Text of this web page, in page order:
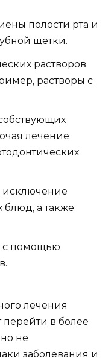
полости рта и
щетки.
растворов
растворы с
лечение
блюд, а также
с помощью
лечения
перейти в более
не
заболевания и